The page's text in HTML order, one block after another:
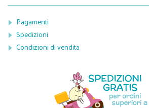
Pagamenti
Spedizioni
Condizioni di vendita